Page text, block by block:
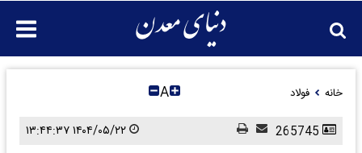
خانه فولاد A